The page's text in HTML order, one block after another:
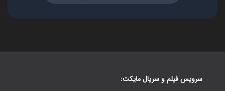
سرویس فیلم و سریال مایکت: